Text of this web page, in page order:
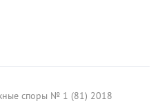
споры № 1 (81) 2018